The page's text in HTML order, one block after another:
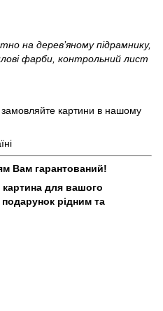
на дерев’яному підрамнику,
фарби, контрольний лист
картини в нашому
Вам гарантований!
картина для вашого
рідним та